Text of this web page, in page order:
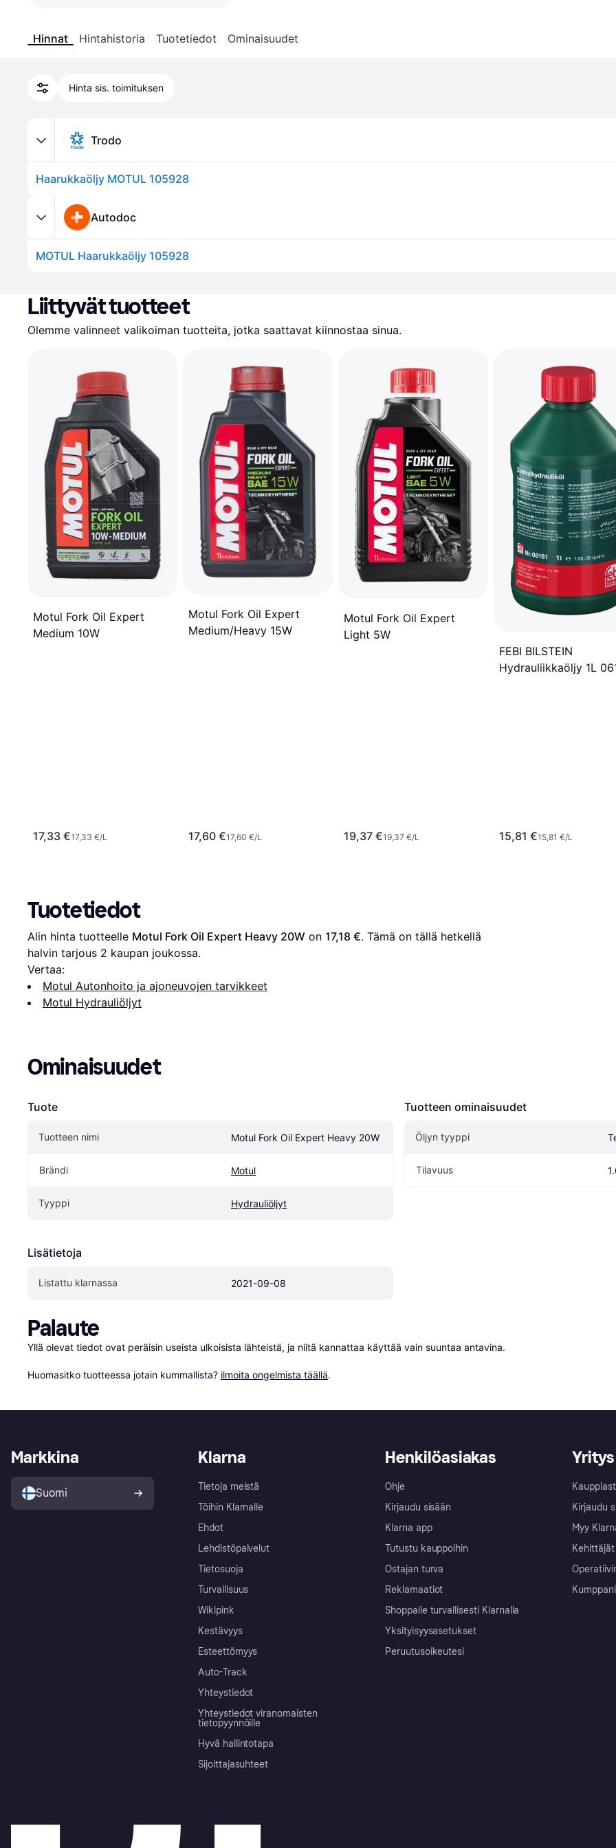
Hinnat Hintahistoria Tuotetiedot Ominaisuudet
Hinta sis. toimituksen
Trodo
Haarukkaöljy MOTUL 105928
Autodoc
MOTUL Haarukkaöljy 105928
Liittyvät tuotteet
Olemme valinneet valikoiman tuotteita, jotka saattavat kiinnostaa sinua.
Motul Fork Oil Expert
Medium 10W
17,33 €17,33 €/L
Motul Fork Oil Expert
Medium/Heavy 15W
17,60 €17,60 €/L
Motul Fork Oil Expert
Light 5W
19,37 €19,37 €/L
FEBI BILSTEIN
Hydrauliikkaöljy 1L
15,81 €15,81 €/L
Tuotetiedot
Alin hinta tuotteelle Motul Fork Oil Expert Heavy 20W on 17,18 €. Tämä on tällä hetkellä
halvin tarjous 2 kaupan joukossa.
Vertaa:
Motul Autonhoito ja ajoneuvojen tarvikkeet
Motul Hydrauliöljyt
Ominaisuudet
Tuote
Tuotteen nimi Motul Fork Oil Expert Heavy 20W
Brändi Motul
Tyyppi Hydrauliöljyt
Lisätietoja
Listattu klarnassa 2021-09-08
Tuotteen ominaisuudet
Öljyn tyyppi
Tilavuus
Palaute
Yllä olevat tiedot ovat peräisin useista ulkoisista lähteistä, ja niitä kannattaa käyttää vain suuntaa antavina.
Huomasitko tuotteessa jotain kummallista? ilmoita ongelmista täällä.
Klarna
Tietoja meistä
Töihin Klarnalle
Ehdot
Lehdistöpalvelut
Tietosuoja
Turvallisuus
Wikipink
Kestävyys
Esteettömyys
Auto-Track
Yhteystiedot
Yhteystiedot viranomaisten
tietopyynnöille
Hyvä hallintotapa
Sijoittajasuhteet
Henkilöasiakas
Ohje
Kirjaudu sisään
Klarna app
Tutustu kauppoihin
Ostajan turva
Reklamaatiot
Shoppaile turvallisesti Klarnalla
Yksityisyysasetukset
Peruutusoikeutesi
Yritys
Kirjaudu
Myy
Kehittäjät
Markkina
Suomi